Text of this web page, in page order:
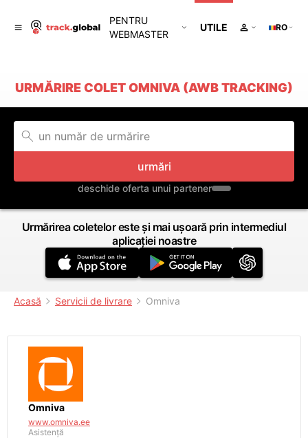
PENTRU
WEBMASTER
UTILE RO
URMĂRIRE COLET OMNIVA (AWB TRACKING)
urmări
deschide oferta unui partener
Urmărirea coletelor este și mai ușoară prin intermediul
aplicației noastre
Acasă Servicii de livrare Omniva
Omniva
www.omniva.ee
Asistență